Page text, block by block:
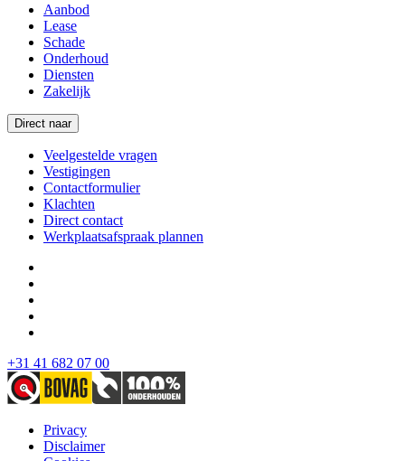
Aanbod
Lease
Schade
Onderhoud
Diensten
Zakelijk
Direct naar
Veelgestelde vragen
Vestigingen
Contactformulier
Klachten
Direct contact
Werkplaatsafspraak plannen
+31 41 682 07 00
Privacy
Disclaimer